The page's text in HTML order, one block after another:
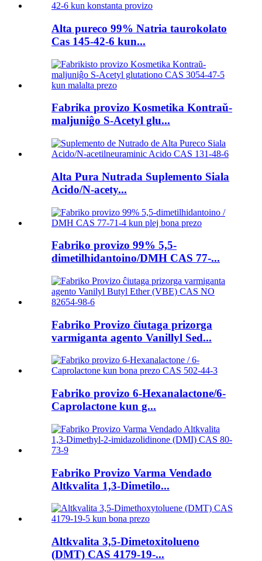
Alta pureco 99% Natria taurokolato
Cas 145-42-6 kun...
Fabrika provizo Kosmetika Kontraŭ-
maljuniĝo S-Acetyl glu...
Alta Pura Nutrada Suplemento Siala
Acido/N-acety...
Fabriko provizo 99% 5,5-
dimetilhidantoino/DMH CAS 77-...
Fabriko Provizo ĉiutaga prizorga
varmiganta agento Vanillyl Sed...
Fabriko provizo 6-Hexanalactone/6-
Caprolactone kun g...
Fabriko Provizo Varma Vendado
Altkvalita 1,3-Dimetilo...
Altkvalita 3,5-Dimetoxitolueno
(DMT) CAS 4179-19-...